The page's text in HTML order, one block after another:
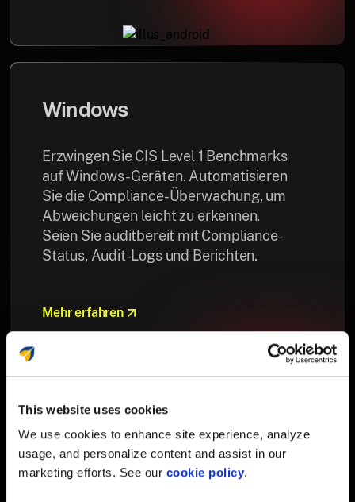
This website uses cookies
We use cookies to enhance site experience, analyze
usage, and personalize content and assist in our
marketing efforts. See our cookie policy.
Windows
Erzwingen Sie CIS Level 1 Benchmarks
auf Windows-Geräten. Automatisieren
Sie die Compliance-Überwachung, um
Abweichungen leicht zu erkennen.
Seien Sie auditbereit mit Compliance-
Status, Audit-Logs und Berichten.
Mehr erfahren